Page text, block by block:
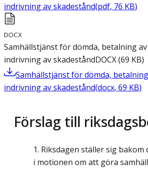
indrivning av skadestånd(pdf, 76 KB)
DOCX
Samhällstjänst för dömda, betalning
indrivning av skadeståndDOCX(69 KB)
Samhällstjänst för dömda,
indrivning av skadestånd(docx, 69 KB)
Förslag till
Riksdagen ställer sig bakom
i motionen om att göra